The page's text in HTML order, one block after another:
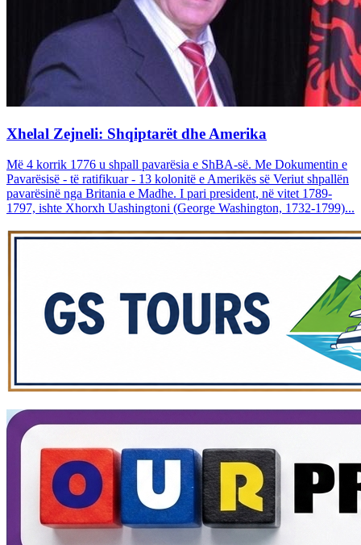
Xhelal Zejneli: Shqiptarët dhe Amerika
Më 4 korrik 1776 u shpall pavarësia e ShBA-së. Me Dokumentin e
Pavarësisë - të ratifikuar - 13 kolonitë e Amerikës së Veriut shpallën
pavarësinë nga Britania e Madhe. I pari president, në vitet 1789-
1797, ishte Xhorxh Uashingtoni (George Washington, 1732-1799)...